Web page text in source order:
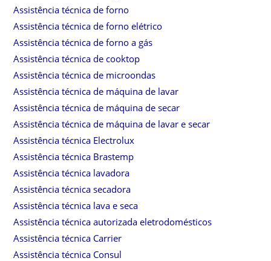
Assistência técnica de forno
Assistência técnica de forno elétrico
Assistência técnica de forno a gás
Assistência técnica de cooktop
Assistência técnica de microondas
Assistência técnica de máquina de lavar
Assistência técnica de máquina de secar
Assistência técnica de máquina de lavar e secar
Assistência técnica Electrolux
Assistência técnica Brastemp
Assistência técnica lavadora
Assistência técnica secadora
Assistência técnica lava e seca
Assistência técnica autorizada eletrodomésticos
Assistência técnica Carrier
Assistência técnica Consul